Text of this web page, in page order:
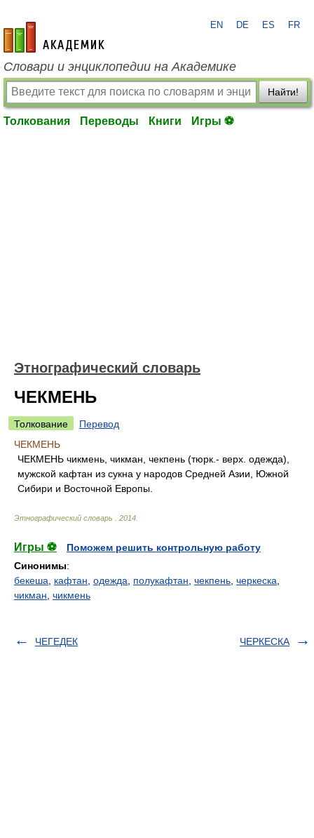
academic.ru
EN DE ES FR
Словари и энциклопедии на Академике
Найти!
Толкования Переводы Книги Игры ⚽
Этнографический словарь
ЧЕКМЕНЬ
Толкование
Перевод
ЧЕКМЕНЬ
ЧЕКМЕНЬ чикмень, чикман, чекпень (тюрк.- верх. одежда),
мужской кафтан из сукна у народов Средней Азии, Южной
Сибири и Восточной Европы.
Этнографический словарь 2014
Игры ⚽
Поможем решить контрольную работу
Синонимы:
бекеша
кафтан одежда полукафтан чекпень черкеска
чикман чикмень
ЧЕГЕДЕК ЧЕРКЕСКА